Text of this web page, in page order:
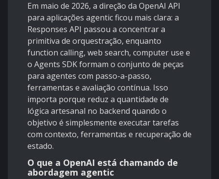
Em maio de 2026, a direção da OpenAI API
para aplicações agentic ficou mais clara: a
Responses API passou a concentrar a
primitiva de orquestração, enquanto
function calling, web search, computer use e
o Agents SDKformam o conjunto de peças
para agentes com passo-a-passo,
ferramentas e avaliação contínua. Isso
importa porque reduz a quantidade de
lógica artesanal no backend quando o
objetivo é simplesmente executar tarefas
com contexto, ferramentas e recuperação de
estado.
O que a OpenAI está chamando de
abordagem agentic